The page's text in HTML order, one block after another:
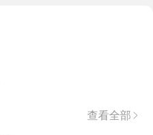
查看全部